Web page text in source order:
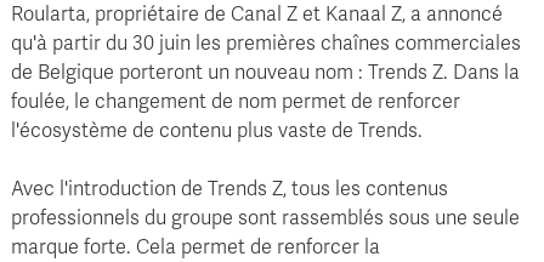
Roularta, propriétaire de Canal Z et Kanaal Z, a annoncé
qu'à partir du 30 juin les premières chaînes commerciales
de Belgique porteront un nouveau nom : Trends Z. Dans la
foulée, le changement de nom permet de renforcer
l'écosystème de contenu plus vaste de Trends.
Avec l'introduction de Trends Z, tous les contenus
professionnels du groupe sont rassemblés sous une seule
marque forte. Cela permet de renforcer la